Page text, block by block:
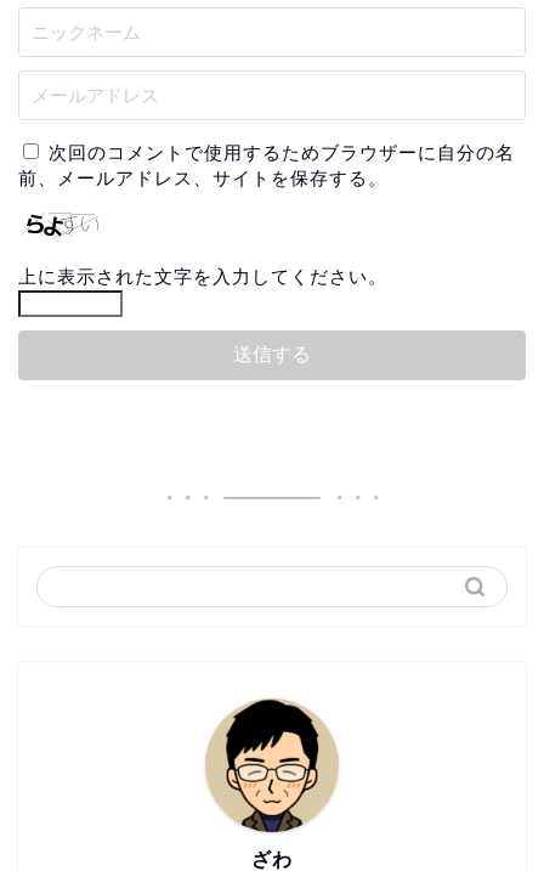
次回のコメントで使用するためブラウザーに自分の名
前、メールアドレス、サイトを保存する。
上に表示された文字を入力してください。
ざわ